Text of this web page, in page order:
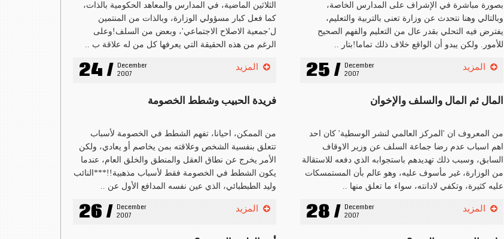
الثلاثين الماضية، في المدارس والمعاهد الحكومية بالذات،
كما فعل كبار مسؤولي الوزارة، وبالذات من المنتمين
ل'جمعية الاصلاح الاجتماعي'، وبعض من السلف!وعلى
الرغم من هذه الحقيقة التي يعرفها كل من له علاقة ب ..
24 / December
2007
المزيد
بصورة مباشرة في الإشراف على المدارس الخاصة،
وبالتالي وهنا نتحدث عن وزارة تعنى بالتربية والتعليم،
يفترض فيه التحلي بقدر عال من التعليم والفهم الصحيح
للأمور. ولكن يبدو أن الواقع خلاف ذلك تماما!بتار ..
25 / December
2007
المزيد
فريدة الحبيب وشطط الخصومة
من الممكن، احيانا، تفهم الشطط في الخصومة لأسباب
تتعلق بنفسية الشخص وعلاقته بمن يخاصم أو يعادي، ولكن
الأمر يخرج عن نطاق العقل والمنطق والخلق العام، عندما
يكون الشطط في الخصومة فقط لأسباب مذهبية!!***النائب
وليد الطبطبائي، الذي عين نفسه المدافع الأول عن ..
26 / December
2007
المزيد
المال ثم المال والسلف والإخوان
من المعروف ان 'المركز العالمي لنشر الوسطية' كان احد
اهم اسباب عدم رضا جماعة السلف عن وزير الاوقاف
السابق، وسبب ذلك تهديدهم باستجوابه الذي دفعه للاستقالة
من الوزارة، غير مأسوف عليه، وهو عالم بأن المستمسكات
عليه كثيرة، وتكفي لادانته، سواء ما تعلق منها ..
28 / December
2007
المزيد